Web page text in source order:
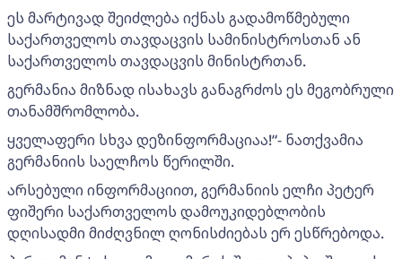
ეს მარტივად შეიძლება იქნას გადამოწმებული
საქართველოს თავდაცვის სამინისტროსთან ან
საქართველოს თავდაცვის მინისტრთან.
გერმანია მიზნად ისახავს განაგრძოს ეს მეგობრული
თანამშრომლობა.
ყველაფერი სხვა დეზინფორმაციაა!“- ნათქვამია
გერმანიის საელჩოს წერილში.
არსებული ინფორმაციით, გერმანიის ელჩი პეტერ
ფიშერი საქართველოს დამოუკიდებლობის
დღისადმი მიძღვნილ ღონისძიებას ერ ესწრებოდა.